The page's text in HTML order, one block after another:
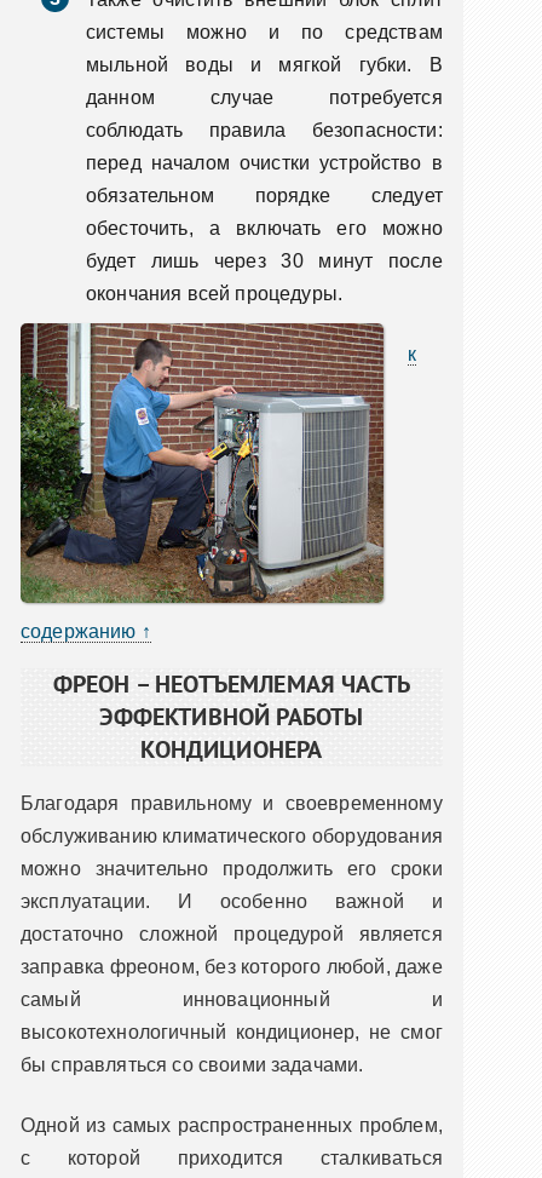
системы можно и по средствам
мыльной воды и мягкой губки. В
данном случае потребуется
соблюдать правила безопасности:
перед началом очистки устройство в
обязательном порядке следует
обесточить, а включать его можно
будет лишь через 30 минут после
окончания всей процедуры.
к
содержанию ↑
ФРЕОН – НЕОТЪЕМЛЕМАЯ ЧАСТЬ
ЭФФЕКТИВНОЙ РАБОТЫ
КОНДИЦИОНЕРА
Благодаря правильному и своевременному
обслуживанию климатического оборудования
можно значительно продолжить его сроки
эксплуатации. И особенно важной и
достаточно сложной процедурой является
заправка фреоном, без которого любой, даже
самый инновационный и
высокотехнологичный кондиционер, не смог
бы справляться со своими задачами.
Одной из самых распространенных проблем,
с которой приходится сталкиваться